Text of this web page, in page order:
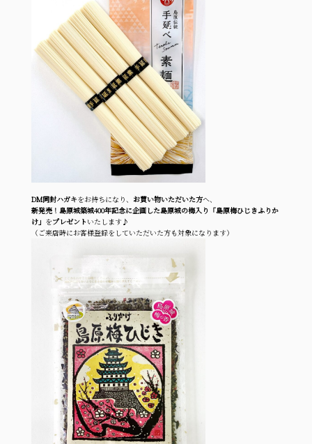
DM同封ハガキをお持ちになり、 お買い物いただいた方へ、
新発売！島原城築城400年記念に企画した島原城の梅入り「島原梅ひじきふりか
け」 をプレゼントいたします♪
（ご来店時にお客様登録をしていただいた方も対象になります）